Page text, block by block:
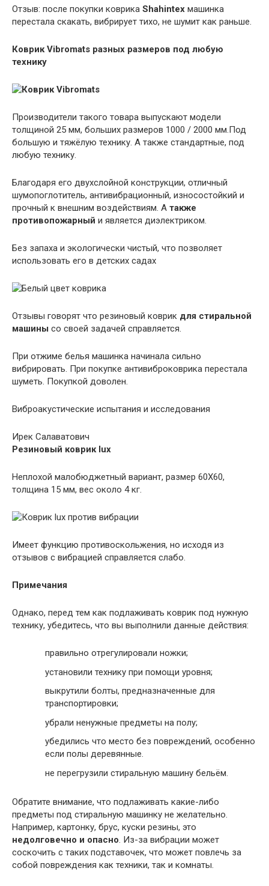
Отзыв: после покупки коврика Shahintex машинка
перестала скакать, вибрирует тихо, не шумит как раньше.
Коврик Vibromats разных размеров под любую
технику
Производители такого товара выпускают модели
толщиной 25 мм, больших размеров 1000 / 2000 мм.Под
большую и тяжёлую технику. А также стандартные, под
любую технику.
Благодаря его двухслойной конструкции, отличный
шумопоглотитель, антивибрационный, износостойкий и
прочный к внешним воздействиям. А также
противопожарный и является диэлектриком.
Без запаха и экологически чистый, что позволяет
использовать его в детских садах
Отзывы говорят что резиновый коврик для стиральной
машины со своей задачей справляется.
При отжиме белья машинка начинала сильно
вибрировать. При покупке антивиброковрика перестала
шуметь. Покупкой доволен.
Виброакустические испытания и исследования
Ирек Салаватович
Резиновый коврик lux
Неплохой малобюджетный вариант, размер 60Х60,
толщина 15 мм, вес около 4 кг.
Имеет функцию противоскольжения, но исходя из
отзывов с вибрацией справляется слабо.
Примечания
Однако, перед тем как подлаживать коврик под нужную
технику, убедитесь, что вы выполнили данные действия:
правильно отрегулировали ножки;
установили технику при помощи уровня;
выкрутили болты, предназначенные для
транспортировки;
убрали ненужные предметы на полу;
убедились что место без повреждений, особенно
если полы деревянные.
не перегрузили стиральную машину бельём.
Обратите внимание, что подлаживать какие-либо
предметы под стиральную машинку не желательно.
Например, картонку, брус, куски резины, это
недолговечно и опасно. Из-за вибрации может
соскочить с таких подставочек, что может повлечь за
собой повреждения как техники, так и комнаты.